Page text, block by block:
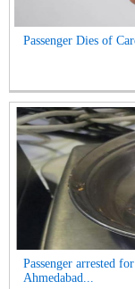
Passenger Dies of
Passenger arrested
Ahmedabad...